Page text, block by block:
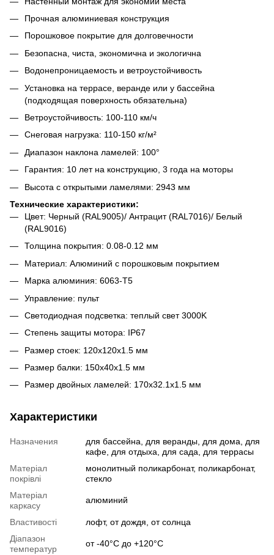
Прочная алюминиевая конструкция
Порошковое покрытие для долговечности
Безопасна, чиста, экономична и экологична
Водонепроницаемость и ветроустойчивость
Установка на террасе, веранде или у бассейна
(подходящая поверхность обязательна)
Ветроустойчивость: 100-110 км/ч
Снеговая нагрузка: 110-150 кг/м²
Диапазон наклона ламелей: 100°
Гарантия: 10 лет на конструкцию, 3 года на моторы
Высота с открытыми ламелями: 2943 мм
Технические характеристики:
Цвет: Черный (RAL9005)/ Антрацит (RAL7016)/ Белый
(RAL9016)
Толщина покрытия: 0.08-0.12 мм
Материал: Алюминий с порошковым покрытием
Марка алюминия: 6063-T5
Управление: пульт
Светодиодная подсветка: теплый свет 3000K
Степень защиты мотора: IP67
Размер стоек: 120x120x1.5 мм
Размер балки: 150x40x1.5 мм
Размер двойных ламелей: 170x32.1x1.5 мм
Характеристики
Назначения
для бассейна, для веранды, для дома, для
кафе, для отдыха, для сада, для террасы
Матеріал
покрівлі
монолитный поликарбонат, поликарбонат,
стекло
Матеріал
каркасу
алюминий
Властивості
лофт, от дождя, от солнца
Діапазон
температур
от -40°С до +120°C